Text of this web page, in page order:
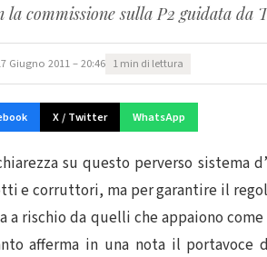
la commissione sulla P2 guidata da
Giugno 2011 – 20:46 1 min di lettura
X / Twitter WhatsApp
su questo perverso sistema
e corruttori, ma per garantire il
a rischio da quelli che appaiono
afferma in una nota il portavoce